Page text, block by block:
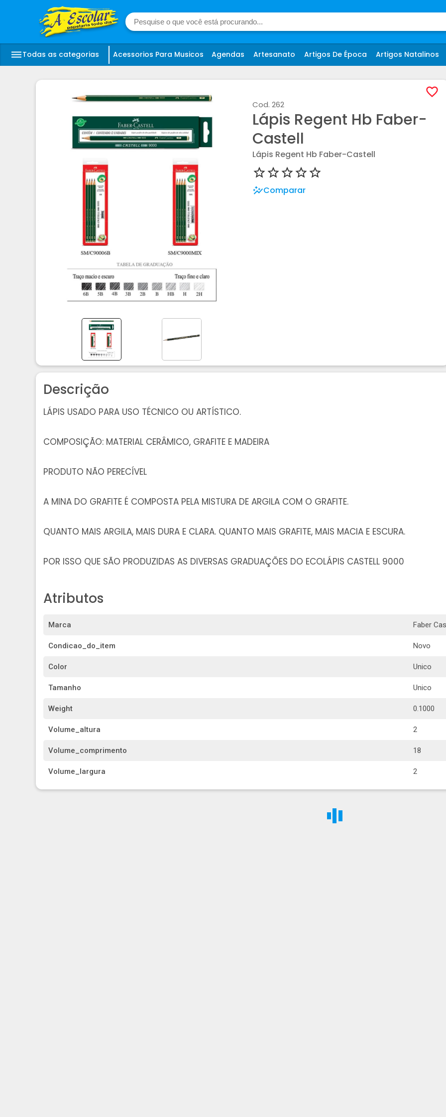
Todas as categorias Acessorios Para Musicos Agendas Artesanato Artigos De Época Artigos Natalinos
Cod.262
Lápis Regent Hb Faber-
Castell
Lápis Regent Hb Faber-Castell
Comparar
Descrição
LÁPIS USADO PARA USO TÉCNICO OU ARTÍSTICO.
COMPOSIÇÃO: MATERIAL CERÂMICO, GRAFITE E MADEIRA
PRODUTO NÃO PERECÍVEL
A MINA DO GRAFITE É COMPOSTA PELA MISTURA DE ARGILA COM O GRAFITE.
QUANTO MAIS ARGILA, MAIS DURA E CLARA. QUANTO MAIS GRAFITE, MAIS MACIA E ESCURA.
POR ISSO QUE SÃO PRODUZIDAS AS DIVERSAS GRADUAÇÕES DO ECOLÁPIS CASTELL 9000
Atributos
Marca Faber
Condicao_do_item Novo
Color Unico
Tamanho Unico
Weight 0.1000
Volume_altura 2
Volume_comprimento 18
Volume_largura 2